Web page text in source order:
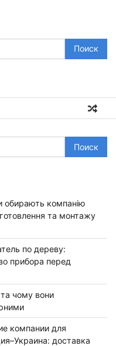
обирають компанію
та монтажу
по дереву:
прибора перед
чому вони
компании для
доставка